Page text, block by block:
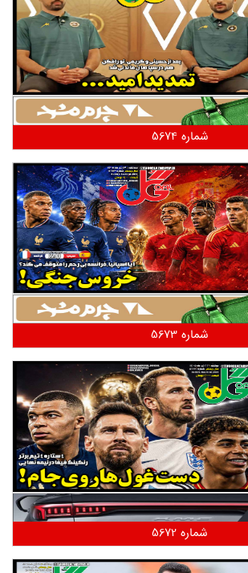
شماره 5674
شماره 5673
شماره 5672